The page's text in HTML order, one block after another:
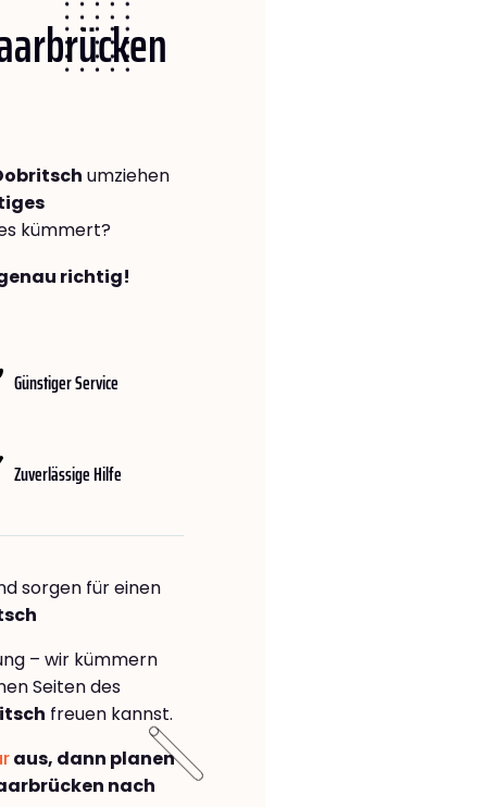
umziehen
kümmert?
richtig!
Günstiger Service
Zuverlässige Hilfe
sorgen für einen
– wir kümmern
Seiten des
freuen kannst.
aus, dann planen
nach